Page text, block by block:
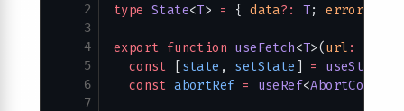
2
3
4
5
6
7
type State<T> = { data?: T; error
export function useFetch<T>(url :
  const
[state , setState ] = useState
  const
abortRef = useRef<